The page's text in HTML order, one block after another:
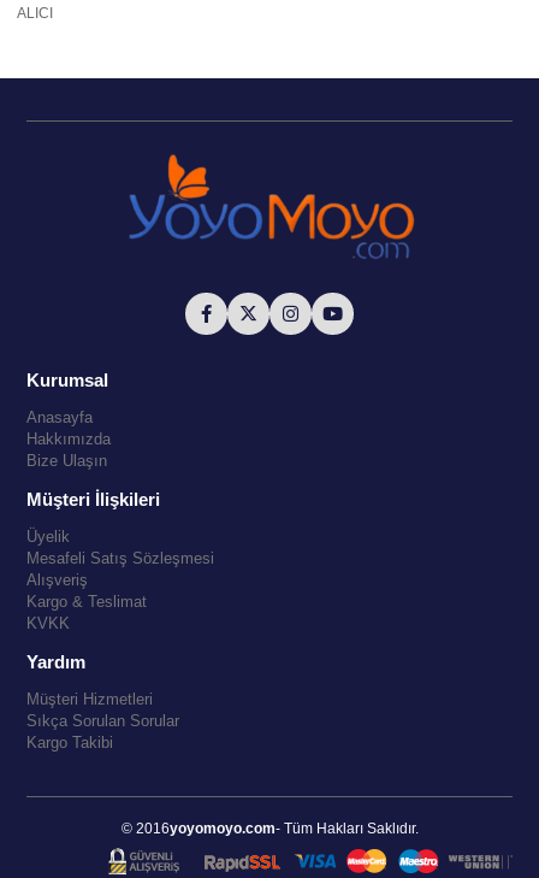
ALICI
Kurumsal
Anasayfa
Hakkımızda
Bize Ulaşın
Müşteri İlişkileri
Üyelik
Mesafeli Satış Sözleşmesi
Alışveriş
Kargo & Teslimat
KVKK
Yardım
Müşteri Hizmetleri
Sıkça Sorulan Sorular
Kargo Takibi
© 2016yoyomoyo.com- Tüm Hakları Saklıdır.